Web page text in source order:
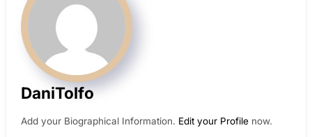
DaniTolfo
Add your Biographical Information. Edit your Profile now.